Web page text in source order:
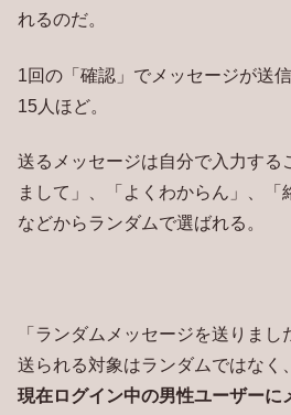
れるのだ。
1回の「確認」でメッセージが送
15人ほど。
送るメッセージは自分で入力する
まして」、「よくわからん」、「
などからランダムで選ばれる。
「ランダムメッセージを送りまし
送られる対象はランダムではなく、
現在ログイン中の男性ユーザーに